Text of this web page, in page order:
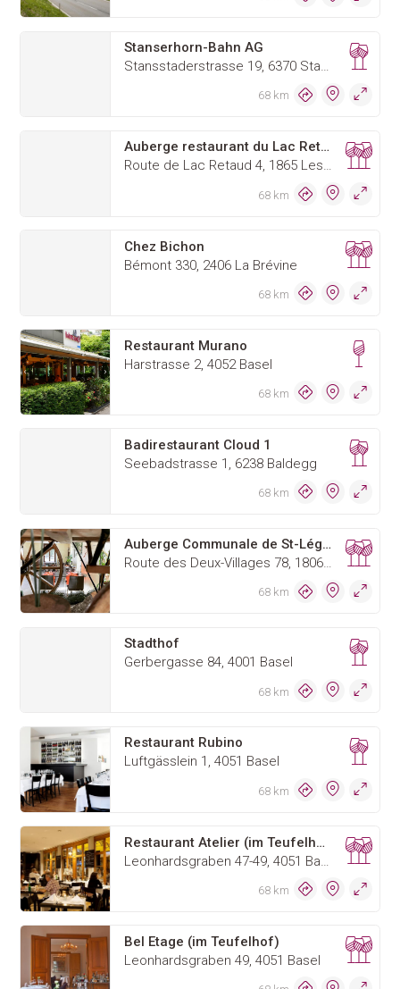
Stanserhorn-Bahn AG
Stansstaderstrasse 19, 6370 Stans
68 km
Auberge restaurant du Lac Retaud
Route de Lac Retaud 4, 1865 Les Diablerets
68 km
Chez Bichon
Bémont 330, 2406 La Brévine
68 km
Restaurant Murano
Harstrasse 2, 4052 Basel
68 km
Badirestaurant Cloud 1
Seebadstrasse 1, 6238 Baldegg
68 km
Auberge Communale de St-Légier
Route des Deux-Villages 78, 1806 St-Légier-La Chiésaz
68 km
Stadthof
Gerbergasse 84, 4001 Basel
68 km
Restaurant Rubino
Luftgässlein 1, 4051 Basel
68 km
Restaurant Atelier (im Teufelhof)
Leonhardsgraben 47-49, 4051 Basel
68 km
Bel Etage (im Teufelhof)
Leonhardsgraben 49, 4051 Basel